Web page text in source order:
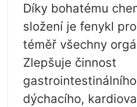
Díky bohatému
složení je fenykl
téměř všechny
Zlepšuje činnost
dýchacího,